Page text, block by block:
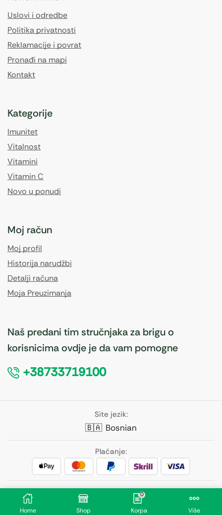
Home Shop
0
Korpa Više
Uslovi i odredbe
Politika privatnosti
Reklamacije i povrat
Pronađi na mapi
Kontakt
Kategorije
Imunitet
Vitalnost
Vitamini
Vitamin C
Novo u ponudi
Moj račun
Moj profil
Historija narudžbi
Detalji računa
Moja Preuzimanja
Naš predani tim stručnjaka za brigu o
korisnicima ovdje je da vam pomogne
+38733719100
Site jezik:
🇧🇦 Bosnian
Plaćanje:
Pratite nas: